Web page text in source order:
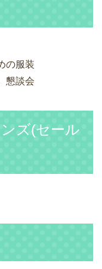
の服装
懇談会
ズ(セール